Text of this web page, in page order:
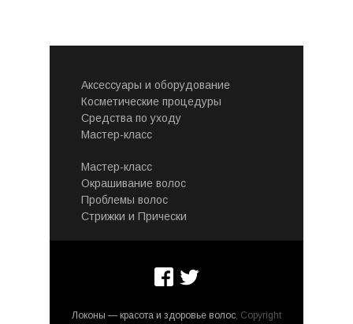
Аксессуары и оборудование
Косметические процедуры
Средства по уходу
Мастер-класс
Мастер-класс
Окрашивание волос
Проблемы волос
Стрижки и Прически
Локоны — красота и здоровье волос, Copyright